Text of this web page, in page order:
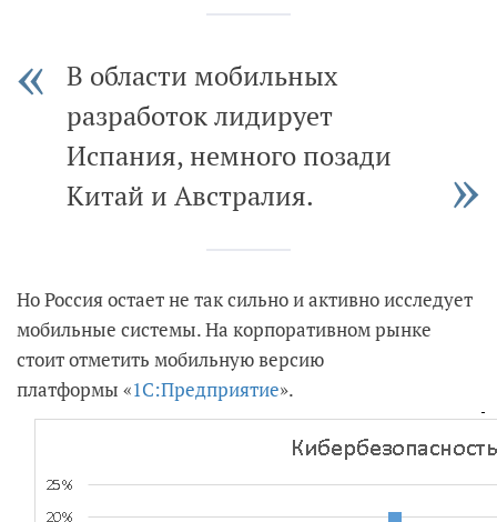
В области мобильных
разработок лидирует
Испания, немного позади
Китай и Австралия.
Но Россия остает не так сильно и активно исследует
мобильные системы. На корпоративном рынке
стоит отметить мобильную версию
платформы «1С:Предприятие».